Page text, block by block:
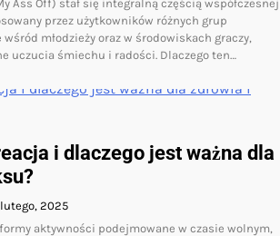
Ass Off) stał się integralną częścią współczesnej
przez użytkowników różnych grup
młodzieży oraz w środowiskach graczy,
uczucia śmiechu i radości. Dlaczego ten…
i dlaczego jest ważna dla
lutego, 2025
aktywności podejmowane w czasie wolnym,